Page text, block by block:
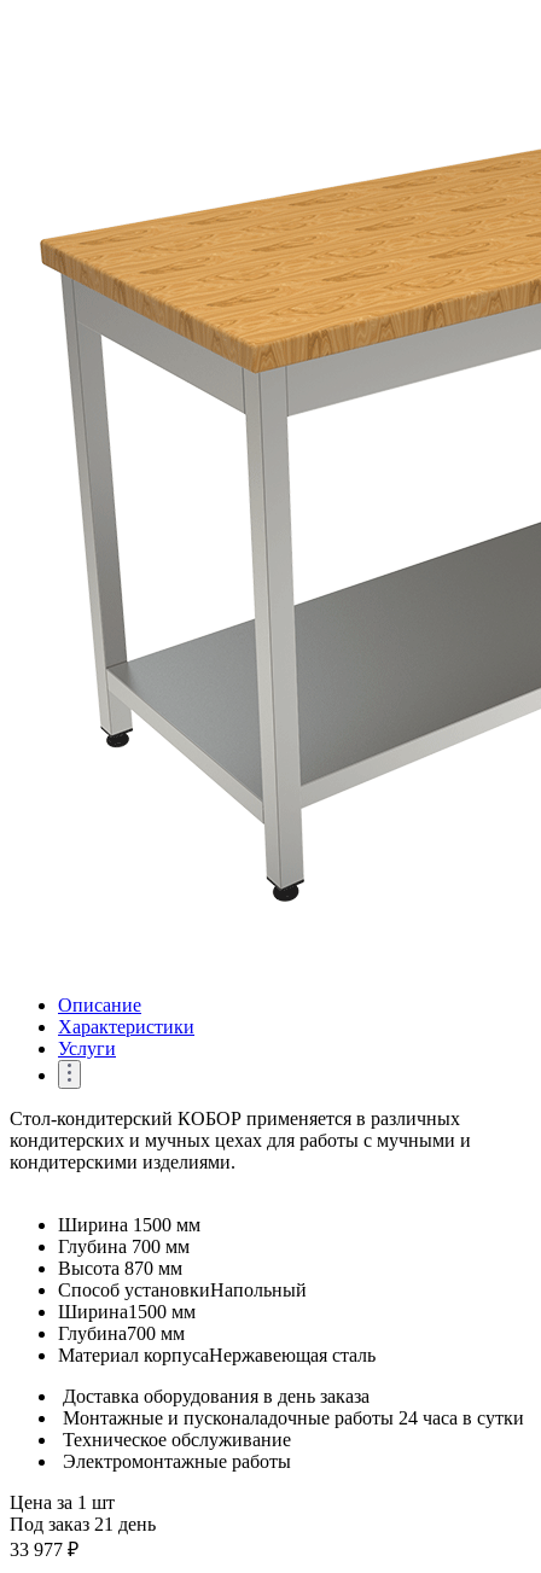
Описание
Характеристики
Услуги
Стол-кондитерский КОБОР применяется в различных
кондитерских и мучных цехах для работы с мучными и
кондитерскими изделиями.
Ширина 1500 мм
Глубина 700 мм
Высота 870 мм
Способ установкиНапольный
Ширина1500 мм
Глубина700 мм
Материал корпусаНержавеющая сталь
Доставка оборудования в день заказа
Монтажные и пусконаладочные работы 24 часа в сутки
Техническое обслуживание
Электромонтажные работы
Цена за 1 шт
Под заказ 21 день
33 977 ₽